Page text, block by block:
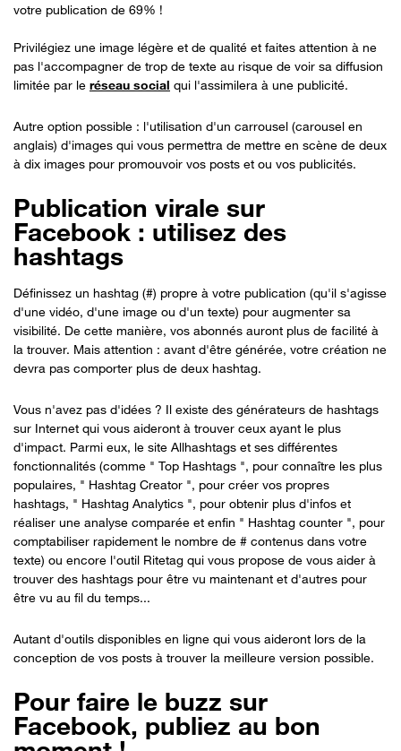
votre publication de 69% !
Privilégiez une image légère et de qualité et faites attention à ne
pas l'accompagner de trop de texte au risque de voir sa diffusion
limitée par le réseau social qui l'assimilera à une publicité.
Autre option possible : l'utilisation d'un carrousel (carousel en
anglais) d'images qui vous permettra de mettre en scène de deux
à dix images pour promouvoir vos posts et ou vos publicités.
Publication virale sur
Facebook : utilisez des
hashtags
Définissez un hashtag (#) propre à votre publication (qu'il s'agisse
d'une vidéo, d'une image ou d'un texte) pour augmenter sa
visibilité. De cette manière, vos abonnés auront plus de facilité à
la trouver. Mais attention : avant d'être générée, votre création ne
devra pas comporter plus de deux hashtag.
Vous n'avez pas d'idées ? Il existe des générateurs de hashtags
sur Internet qui vous aideront à trouver ceux ayant le plus
d'impact. Parmi eux, le site Allhashtags et ses différentes
fonctionnalités (comme " Top Hashtags ", pour connaître les plus
populaires, " Hashtag Creator ", pour créer vos propres
hashtags, " Hashtag Analytics ", pour obtenir plus d'infos et
réaliser une analyse comparée et enfin " Hashtag counter ", pour
comptabiliser rapidement le nombre de # contenus dans votre
texte) ou encore l'outil Ritetag qui vous propose de vous aider à
trouver des hashtags pour être vu maintenant et d'autres pour
être vu au fil du temps...
Autant d'outils disponibles en ligne qui vous aideront lors de la
conception de vos posts à trouver la meilleure version possible.
Pour faire le buzz sur
Facebook, publiez au bon